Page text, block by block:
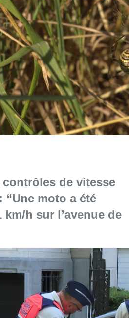
contrôles de vitesse
“Une moto a été
km/h sur l’avenue de